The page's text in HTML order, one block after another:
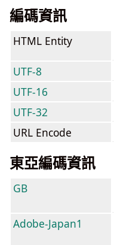
編碼資訊
HTML Entity
UTF-8
UTF-16
UTF-32
URL Encode
東亞編碼資訊
GB
Adobe-Japan1